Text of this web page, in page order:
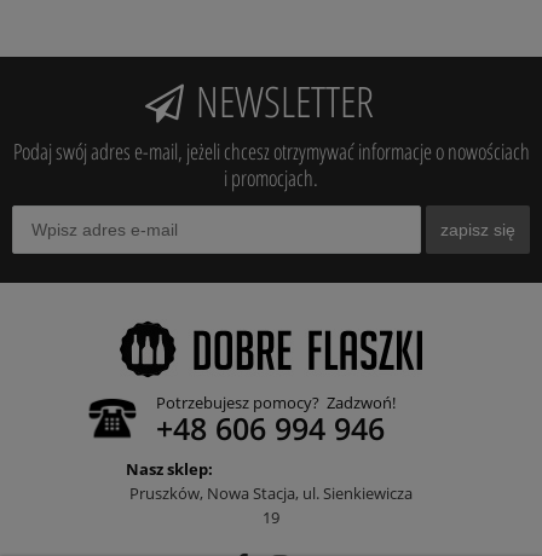
NEWSLETTER
Podaj swój adres e-mail, jeżeli chcesz otrzymywać informacje o nowościach
i promocjach.
zapisz się
Potrzebujesz pomocy? Zadzwoń!
+48 606 994 946
Nasz sklep:
Pruszków, Nowa Stacja, ul. Sienkiewicza
19